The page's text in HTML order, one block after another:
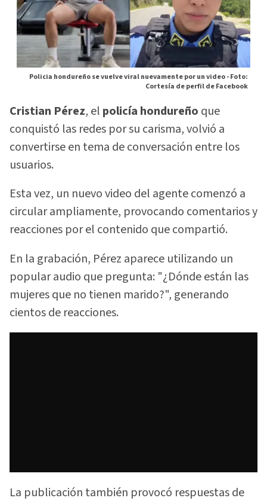
Policia hondureño se vuelve viral nuevamente por un video -Foto:
Cortesía de perfil de Facebook
Cristian Pérez, el policía hondureño que
conquistó las redes por su carisma, volvió a
convertirse en tema de conversación entre los
usuarios.
Esta vez, un nuevo video del agente comenzó a
circular ampliamente, provocando comentarios y
reacciones por el contenido que compartió.
En la grabación, Pérez aparece utilizando un
popular audio que pregunta: "¿Dónde están las
mujeres que no tienen marido?", generando
cientos de reacciones.
La publicación también provocó respuestas de